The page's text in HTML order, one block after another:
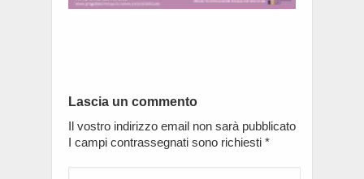
Lascia un commento
Il vostro indirizzo email non sarà pubblicato
I campi contrassegnati sono richiesti *